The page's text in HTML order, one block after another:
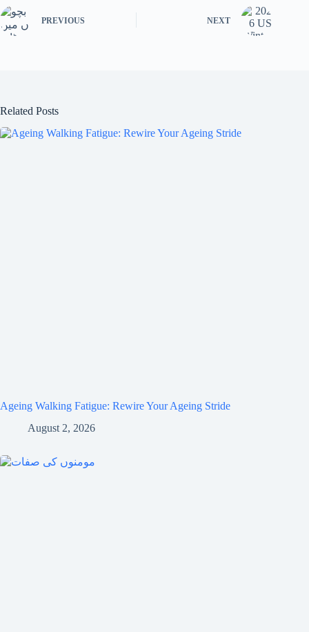
ok r
PREVIOUS NEXT
Related Posts
Ageing Walking Fatigue: Rewire Your Ageing Stride
August 2, 2026